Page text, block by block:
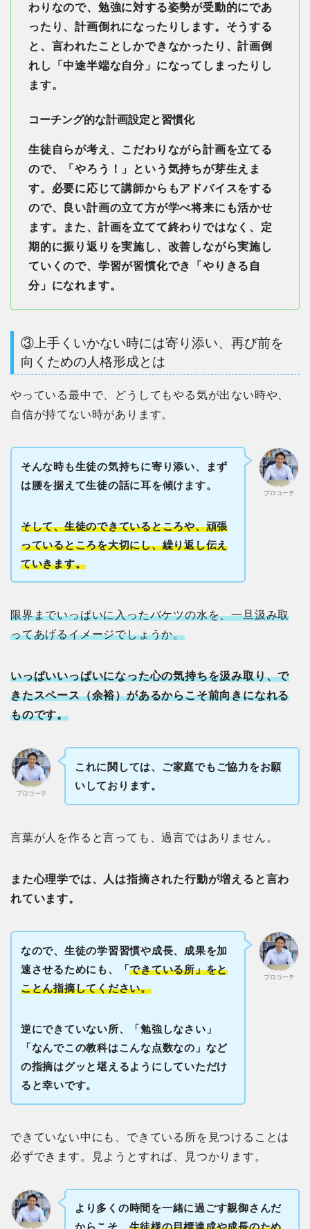
わりなので、勉強に対する姿勢が受動的にであ
ったり、計画倒れになったりします。そうする
と、言われたことしかできなかったり、計画倒
れし「中途半端な自分」になってしまったりし
ます。
コーチング的な計画設定と習慣化
生徒自らが考え、こだわりながら計画を立てる
ので、「やろう！」という気持ちが芽生えま
す。必要に応じて講師からもアドバイスをする
ので、良い計画の立て方が学べ将来にも活かせ
ます。また、計画を立てて終わりではなく、定
期的に振り返りを実施し、改善しながら実施し
ていくので、学習が習慣化でき「やりきる自
分」になれます。
③上手くいかない時には寄り添い、再び前を
向くための人格形成とは
やっている最中で、どうしてもやる気が出ない時や、
自信が持てない時があります。
プロコーチ
そんな時も生徒の気持ちに寄り添い、まず
は腰を据えて生徒の話に耳を傾けます。
そして、生徒のできているところや、頑張
っているところを大切にし、繰り返し伝え
ていきます。
限界までいっぱいに入ったバケツの水を、一旦汲み取
ってあげるイメージでしょうか。
いっぱいいっぱいになった心の気持ちを汲み取り、で
きたスペース（余裕）があるからこそ前向きになれる
ものです。
プロコーチ
これに関しては、ご家庭でもご協力をお願
いしております。
言葉が人を作ると言っても、過言ではありません。
また心理学では、人は指摘された行動が増えると言わ
れています。
プロコーチ
なので、生徒の学習習慣や成長、成果を加
速させるためにも、「できている所」をと
ことん指摘してください。
逆にできていない所、「勉強しなさい」
「なんでこの教科はこんな点数なの」など
の指摘はグッと堪えるようにしていただけ
ると幸いです。
できていない中にも、できている所を見つけることは
必ずできます。見ようとすれば、見つかります。
より多くの時間を一緒に過ごす親御さんだ